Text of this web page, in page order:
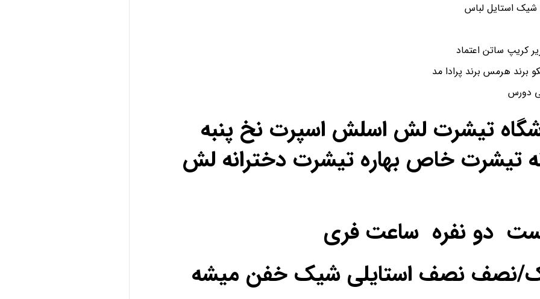
شیک استایل لباس
برند هرمس برند پرادا مد
دورس
تیشرت لش اسلش اسپرت نخ پنبه
تیشرت خاص بهاره تیشرت دخترانه لش
دو نفره ساعت فری
نصف نصف استایلی شیک خفن میشه